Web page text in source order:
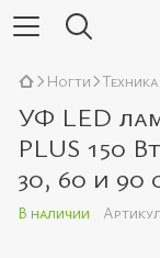
Ногти
УФ LED
PLUS 150
30, 60 и 90
В наличии